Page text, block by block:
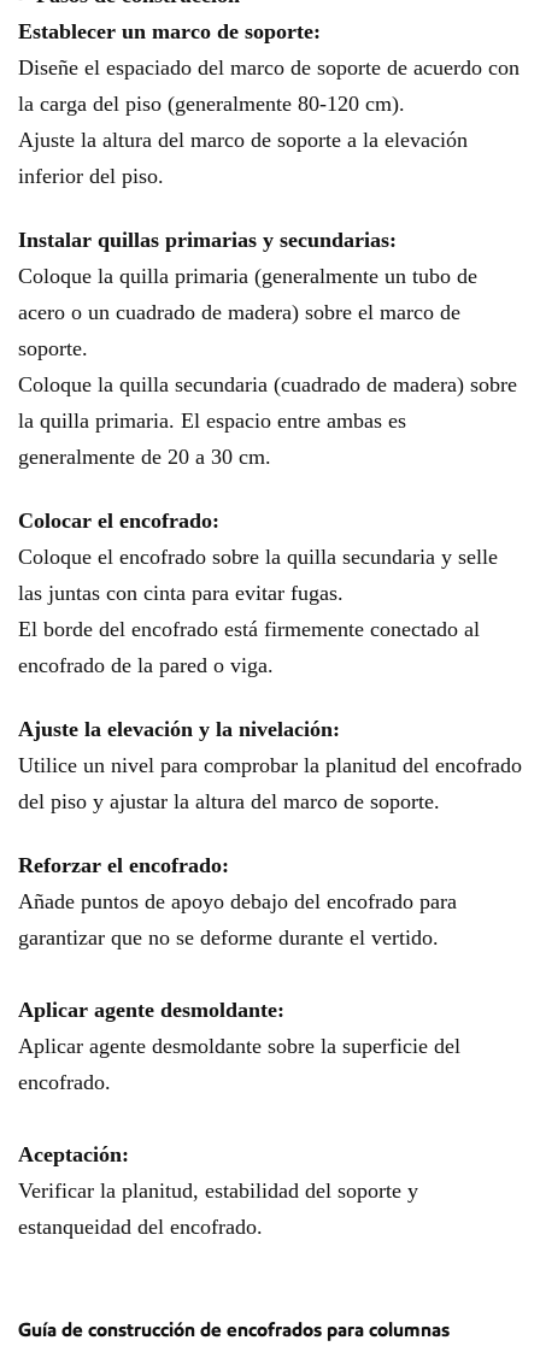
Establecer un marco de soporte:
Diseñe el espaciado del marco de soporte de acuerdo con
la carga del piso (generalmente 80-120 cm).
Ajuste la altura del marco de soporte a la elevación
inferior del piso.
Instalar quillas primarias y secundarias:
Coloque la quilla primaria (generalmente un tubo de
acero o un cuadrado de madera) sobre el marco de
soporte.
Coloque la quilla secundaria (cuadrado de madera) sobre
la quilla primaria. El espacio entre ambas es
generalmente de 20 a 30 cm.
Colocar el encofrado:
Coloque el encofrado sobre la quilla secundaria y selle
las juntas con cinta para evitar fugas.
El borde del encofrado está firmemente conectado al
encofrado de la pared o viga.
Ajuste la elevación y la nivelación:
Utilice un nivel para comprobar la planitud del encofrado
del piso y ajustar la altura del marco de soporte.
Reforzar el encofrado:
Añade puntos de apoyo debajo del encofrado para
garantizar que no se deforme durante el vertido.
Aplicar agente desmoldante:
Aplicar agente desmoldante sobre la superficie del
encofrado.
Aceptación:
Verificar la planitud, estabilidad del soporte y
estanqueidad del encofrado.
Guía de construcción de encofrados para columnas